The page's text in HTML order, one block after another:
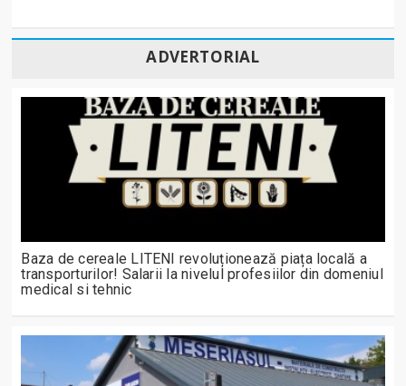
ADVERTORIAL
Baza de cereale LITENI revoluționează piața locală a
transporturilor! Salarii la nivelul profesiilor din domeniul
medical si tehnic